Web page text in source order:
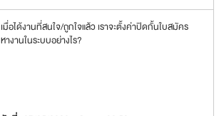
เมื่อได้งานที่สนใจ/ถูกใจแล้ว เราจะตั้งค่าปิดกั้นใบสมัคร
หางานในระบบอย่างไร?